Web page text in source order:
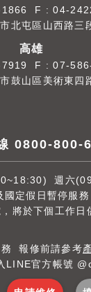
F : 04-
北屯區山西路三
高雄
F : 07-
鼓山區美術東四
0800-800-
週六
國定假日暫停服務
將於下個工作日
報修前請參考
LINE官方帳號